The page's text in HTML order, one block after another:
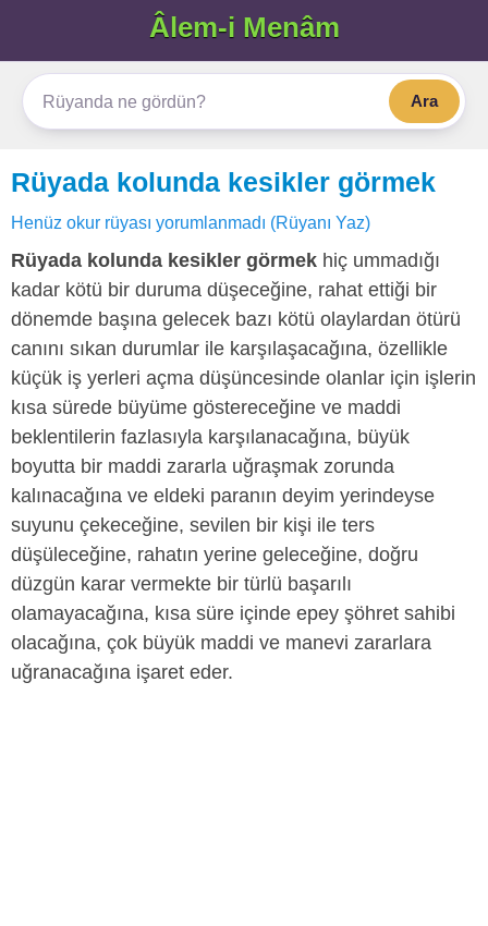
Âlem-i Menâm
Ara
Rüyada kolunda kesikler görmek
Henüz okur rüyası yorumlanmadı (Rüyanı Yaz)
Rüyada kolunda kesikler görmek hiç ummadığı
kadar kötü bir duruma düşeceğine, rahat ettiği bir
dönemde başına gelecek bazı kötü olaylardan ötürü
canını sıkan durumlar ile karşılaşacağına, özellikle
küçük iş yerleri açma düşüncesinde olanlar için işlerin
kısa sürede büyüme göstereceğine ve maddi
beklentilerin fazlasıyla karşılanacağına, büyük
boyutta bir maddi zararla uğraşmak zorunda
kalınacağına ve eldeki paranın deyim yerindeyse
suyunu çekeceğine, sevilen bir kişi ile ters
düşüleceğine, rahatın yerine geleceğine, doğru
düzgün karar vermekte bir türlü başarılı
olamayacağına, kısa süre içinde epey şöhret sahibi
olacağına, çok büyük maddi ve manevi zararlara
uğranacağına işaret eder.